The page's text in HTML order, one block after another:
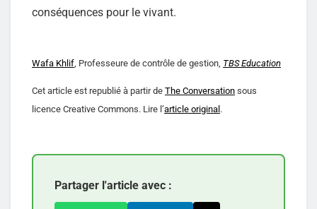
conséquences pour le vivant.
Wafa Khlif, Professeure de contrôle de gestion, TBS Education
Cet article est republié à partir de The Conversation sous
licence Creative Commons. Lire l’article original .
Partager l'article avec :